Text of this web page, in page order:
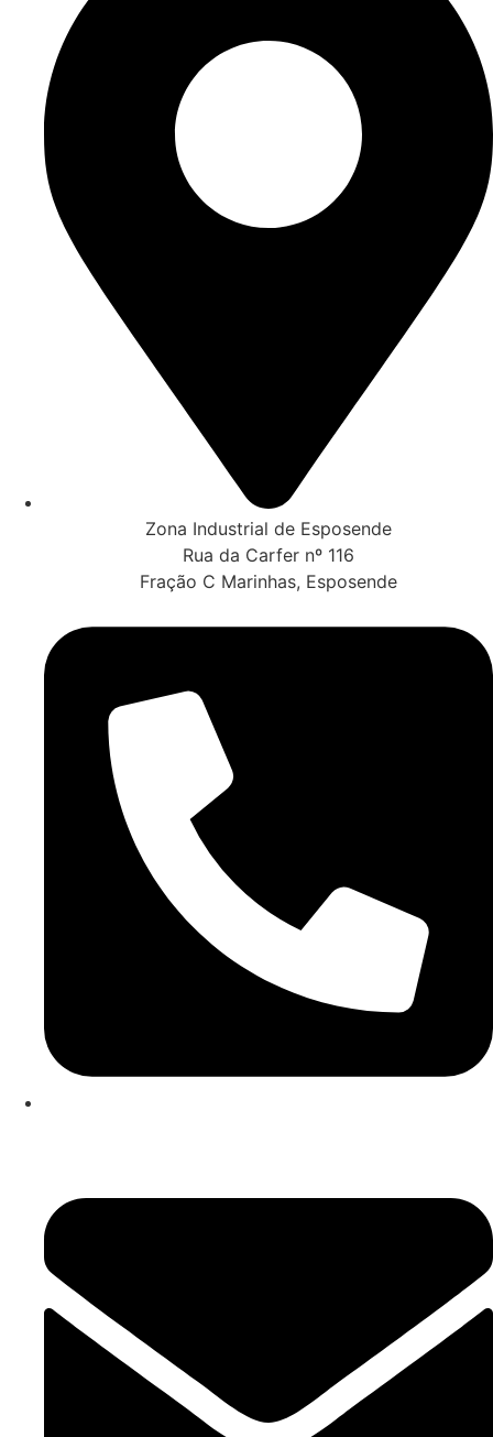
Zona Industrial de Esposende
Rua da Carfer nº 116
Fração C Marinhas, Esposende